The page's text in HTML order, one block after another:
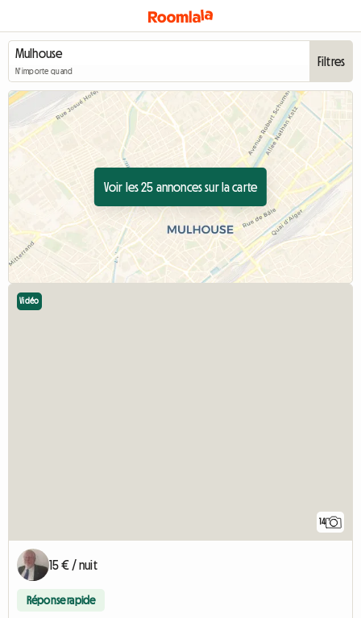
N'importe quand
Filtres
Voir les 25 annonces sur la carte
14
Vidéo
15 € / nuit
Réponse rapide